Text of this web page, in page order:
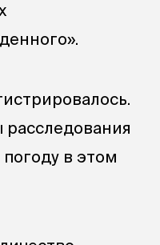
расследования
в этом